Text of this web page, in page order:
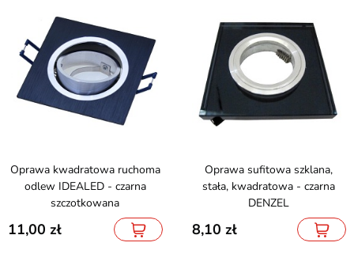
Oprawa kwadratowa ruchoma
odlew IDEALED - czarna
szczotkowana
11,00
Oprawa sufitowa szklana,
stała, kwadratowa - czarna
DENZEL
8,10